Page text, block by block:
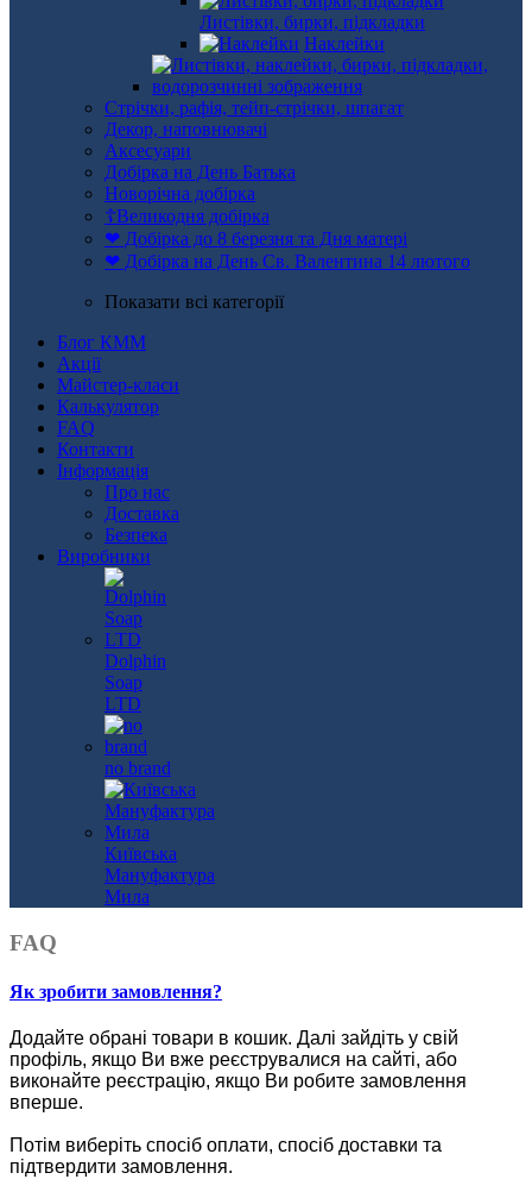
Листівки, бирки, підкладки
Наклейки
Стрічки, рафія, тейп-стрічки, шпагат
Декор, наповнювачі
Аксесуари
Добірка на День Батька
Новорічна добірка
☦Великодня добірка
❤ Добірка до 8 березня та Дня матері
❤ Добірка на День Св. Валентина 14 лютого
Показати всі категорії
Блог КММ
Акції
Майстер-класи
Калькулятор
FAQ
Контакти
Інформація
Про нас
Доставка
Безпека
Виробники
Dolphin
Soap
LTD
no brand
Київська
Мануфактура
Мила
FAQ
Як зробити замовлення?
Додайте обрані товари в кошик. Далі зайдіть у свій
профіль, якщо Ви вже реєструвалися на сайті, або
виконайте реєстрацію, якщо Ви робите замовлення
вперше.
Потім виберіть спосіб оплати, спосіб доставки та
підтвердити замовлення.